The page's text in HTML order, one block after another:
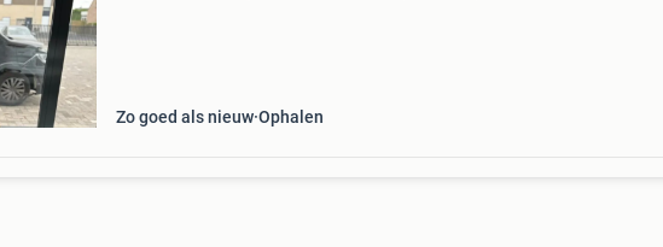
Zo goed als nieuw Ophalen